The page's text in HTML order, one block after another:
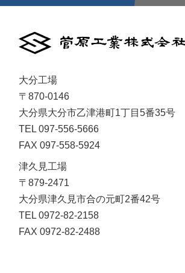
大分工場
〒870-0146
大分県大分市乙津港町1丁目5番35号
TEL 097-556-5666
FAX 097-558-5924
津久見工場
〒879-2471
大分県津久見市合の元町2番42号
TEL 0972-82-2158
FAX 0972-82-2488